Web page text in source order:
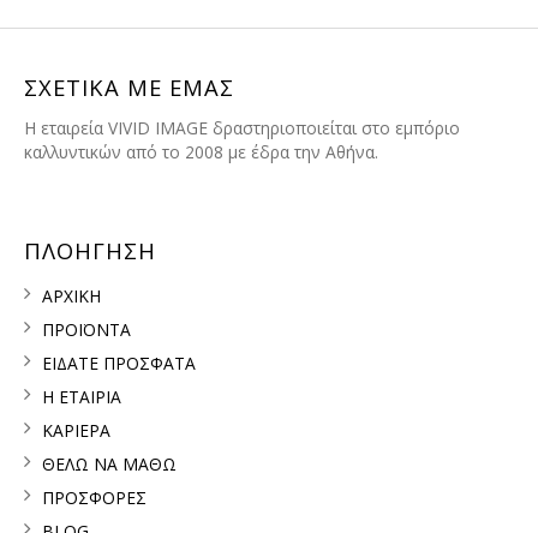
ΣΧΕΤΙΚΑ ΜΕ ΕΜΑΣ
H εταιρεία VIVID IMAGE δραστηριοποιείται στο εμπόριο
καλλυντικών από το 2008 με έδρα την Αθήνα.
ΠΛΟΗΓΗΣΗ
ΑΡΧΙΚΗ
ΠΡΟΪΟΝΤΑ
ΕΙΔΑΤΕ ΠΡΟΣΦΑΤΑ
Η ΕΤΑΙΡΙΑ
ΚΑΡΙΕΡΑ
ΘΕΛΩ ΝΑ ΜΑΘΩ
ΠΡΟΣΦΟΡΕΣ